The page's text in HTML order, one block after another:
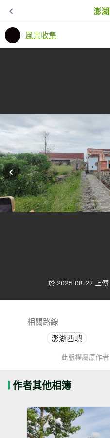
澎
風景收集
於 2025-08-27 上傳
相關路線
澎湖西嶼
此版權屬原作
作者其他相簿